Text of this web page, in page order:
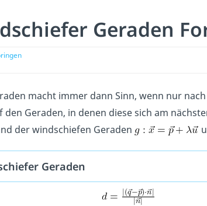
Geraden
macht immer dann Sinn, wenn nur
Geraden, in denen diese sich am
der windschiefen Geraden
Geraden